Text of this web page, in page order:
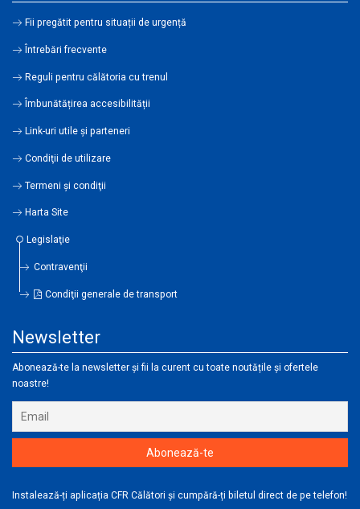
Fii pregătit pentru situații de urgență
Întrebări frecvente
Reguli pentru călătoria cu trenul
Îmbunătățirea accesibilității
Link-uri utile şi parteneri
Condiţii de utilizare
Termeni şi condiţii
Harta Site
Legislaţie
Contravenţii
Condiţii generale de transport
Newsletter
Abonează-te la newsletter și fii la curent cu toate noutățile și ofertele
noastre!
Instalează-ți aplicația CFR Călători și cumpără-ți biletul direct de pe telefon!